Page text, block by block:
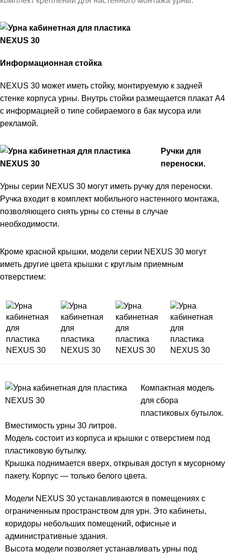
Информационная стойка
NEXUS 30 может иметь стойку, монтируемую к задней
стенке корпуса урны. Внутрь стойки размещается плакат А4
с информацией о типе собираемого в бак мусора или
рекламой.
Ручки для
переноски.
Урны серии NEXUS 30 могут иметь ручку для переноски.
Ручка входит в комплект мобильного настенного монтажа,
позволяющего снять урны со стены в случае
необходимости.
Кроме красной крышки, модели серии NEXUS 30 могут
иметь другие цвета крышки с круглым приемным
отверстием:
Компактная модель
для сбора
пластиковых бутылок.
Вместимость урны 30 литров.
Модель состоит из корпуса и крышки с отверстием под
пластиковую бутылку.
Крышка поднимается вверх, открывая доступ к мусорному
пакету. Корпус — только белого цвета.
Модели NEXUS 30 устанавливаются в помещениях с
ограниченным пространством для урн. Это кабинеты,
коридоры небольших помещений, офисные и
административные здания.
Высота модели позволяет устанавливать урны под